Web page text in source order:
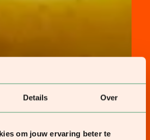
Details Over
om jouw ervaring beter te